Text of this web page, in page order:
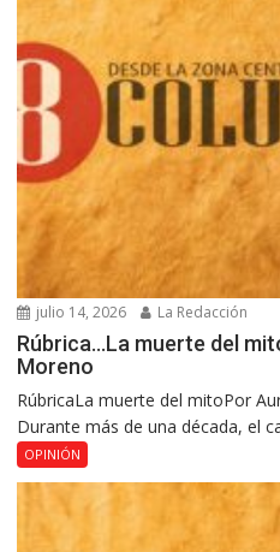
julio 14, 2026 La Redacción
Rúbrica…La muerte del
Moreno
RúbricaLa muerte del mitoPor
Durante más de una década, el
OPINIÓN